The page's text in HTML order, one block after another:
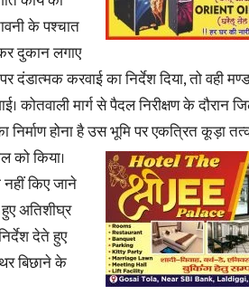
के पश्चात
दुकान लगाए
करवाई का निर्देश दिया, तो वही
मार्ग से पैदल निरीक्षण के दौरान
होना है उस भूमि परएकत्रित कूड़ा
को किया।
किए जाने
अतिशीघ्र
देते हुए
बिछाने के